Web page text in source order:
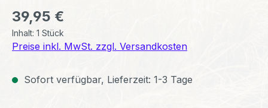
Regulärer Preis:
39,95 €
Inhalt: 1 Stück
Preise inkl. MwSt. zzgl. Versandkosten
Sofort verfügbar, Lieferzeit: 1-3 Tage